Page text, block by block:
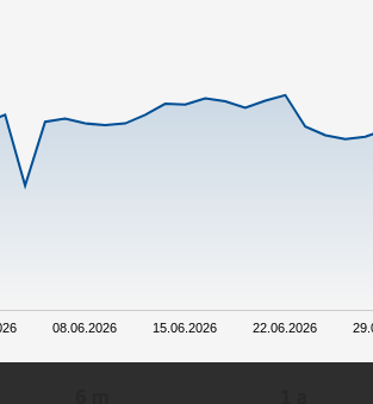
08.06.2026 15.06.2026 22.06.2026